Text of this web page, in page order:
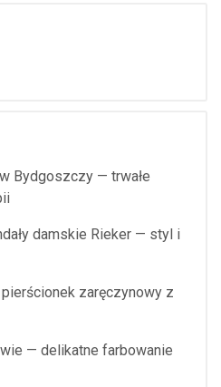
Bydgoszczy — trwałe
damskie Rieker — styl i
zaręczynowy z
— delikatne farbowanie